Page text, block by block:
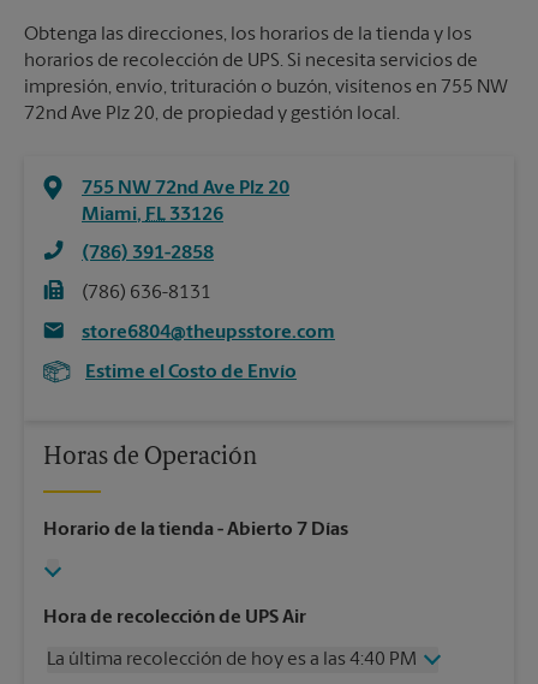
Obtenga las direcciones, los horarios de la tienda y los
horarios de recolección de UPS. Si necesita servicios de
impresión, envío, trituración o buzón, visítenos en 755 NW
72nd Ave Plz 20, de propiedad y gestión local.
755 NW 72nd Ave Plz 20
Miami, FL 33126
(786) 391-2858
(786) 636-8131
store6804@theupsstore.com
Estime el Costo de Envío
Horas de Operación
Horario de la tienda- Abierto 7 Días
Hora de recolección de UPS Air
La última recolección de hoy es a las 4:40 PM